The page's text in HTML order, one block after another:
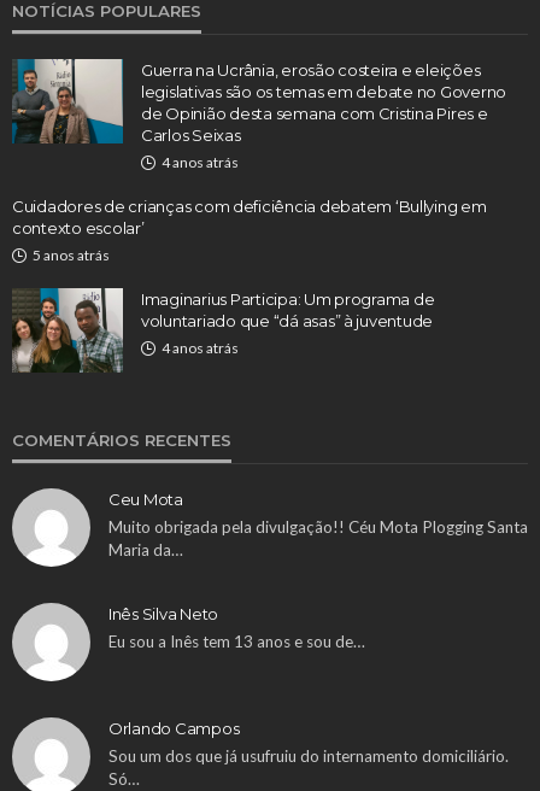
NOTÍCIAS POPULARES
Guerra na Ucrânia, erosão costeira e eleições
legislativas são os temas em debate no Governo
de Opinião desta semana com Cristina Pires e
Carlos Seixas
4 anos atrás
Cuidadores de crianças com deficiência debatem ‘Bullying em
contexto escolar’
5 anos atrás
Imaginarius Participa: Um programa de
voluntariado que “dá asas” à juventude
4 anos atrás
COMENTÁRIOS RECENTES
Ceu Mota
Muito obrigada pela divulgação!! Céu Mota Plogging Santa
Maria da…
Inês Silva Neto
Eu sou a Inês tem 13 anos e sou de…
Orlando Campos
Sou um dos que já usufruiu do internamento domiciliário.
Só…